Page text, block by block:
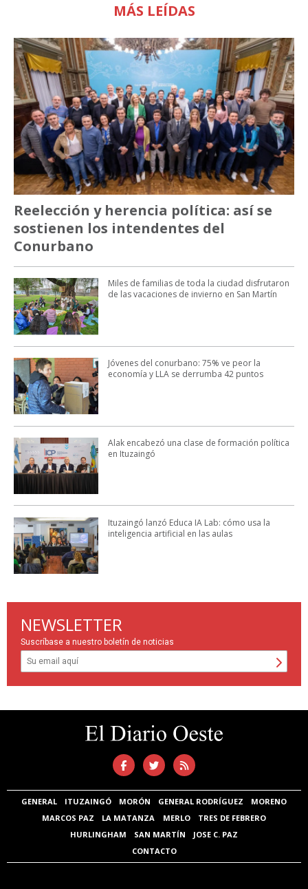
MÁS LEÍDAS
Reelección y herencia política: así se
sostienen los intendentes del
Conurbano
Miles de familias de toda la ciudad disfrutaron
de las vacaciones de invierno en San Martín
Jóvenes del conurbano: 75% ve peor la
economía y LLA se derrumba 42 puntos
Alak encabezó una clase de formación política
en Ituzaingó
Ituzaingó lanzó Educa IA Lab: cómo usa la
inteligencia artificial en las aulas
NEWSLETTER
Suscríbase a nuestro boletín de noticias
GENERAL ITUZAINGÓ MORÓN GENERAL RODRÍGUEZ
MORENO
MARCOS PAZ
LA MATANZA MERLO
TRES DE FEBRERO
HURLINGHAM
SAN MARTÍN
JOSE C. PAZ
CONTACTO